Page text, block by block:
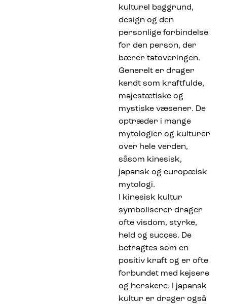
kulturel baggrund,
design og den
personlige forbindelse
for den person, der
bærer tatoveringen.
Generelt er drager
kendt som kraftfulde,
majestætiske og
mystiske væsener. De
optræder i mange
mytologier og kulturer
over hele verden,
såsom kinesisk,
japansk og europæisk
mytologi.
I kinesisk kultur
symboliserer drager
ofte visdom, styrke,
held og succes. De
betragtes som en
positiv kraft og er ofte
forbundet med kejsere
og herskere. I japansk
kultur er drager også